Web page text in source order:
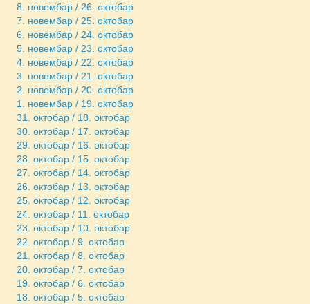
8. новембар / 26. октобар
7. новембар / 25. октобар
6. новембар / 24. октобар
5. новембар / 23. октобар
4. новембар / 22. октобар
3. новембар / 21. октобар
2. новембар / 20. октобар
1. новембар / 19. октобар
31. октобар / 18. октобар
30. октобар / 17. октобар
29. октобар / 16. октобар
28. октобар / 15. октобар
27. октобар / 14. октобар
26. октобар / 13. октобар
25. октобар / 12. октобар
24. октобар / 11. октобар
23. октобар / 10. октобар
22. октобар / 9. октобар
21. октобар / 8. октобар
20. октобар / 7. октобар
19. октобар / 6. октобар
18. октобар / 5. октобар